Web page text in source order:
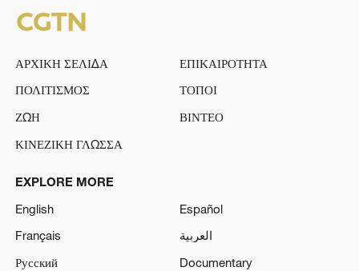
ΑΡΧΙΚΗ ΣΕΛΙΔΑ
ΕΠΙΚΑΙΡΟΤΗΤΑ
ΠΟΛΙΤΙΣΜΟΣ
ΤΟΠΟΙ
ΖΩΗ
ΒΙΝΤΕΟ
ΚΙΝΕΖΙΚΗ ΓΛΩΣΣΑ
EXPLORE MORE
English
Español
Français
العربية
Русский
Documentary